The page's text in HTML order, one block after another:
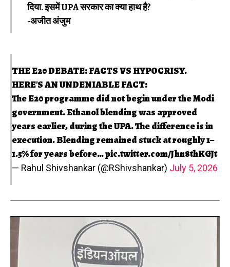
दिया. इसमें UPA सरकार का क्या हाथ है?
-अजीत अंजुम
THE E20 DEBATE: FACTS VS HYPOCRISY.
HERE'S AN UNDENIABLE FACT:
The E20 programme did not begin under the Modi
government. Ethanol blending was approved
years earlier, during the UPA. The difference is in
execution. Blending remained stuck at roughly 1–
1.5% for years before…pic.twitter.com/Jhn8thKGJt
— Rahul Shivshankar (@RShivshankar) July 5, 2026